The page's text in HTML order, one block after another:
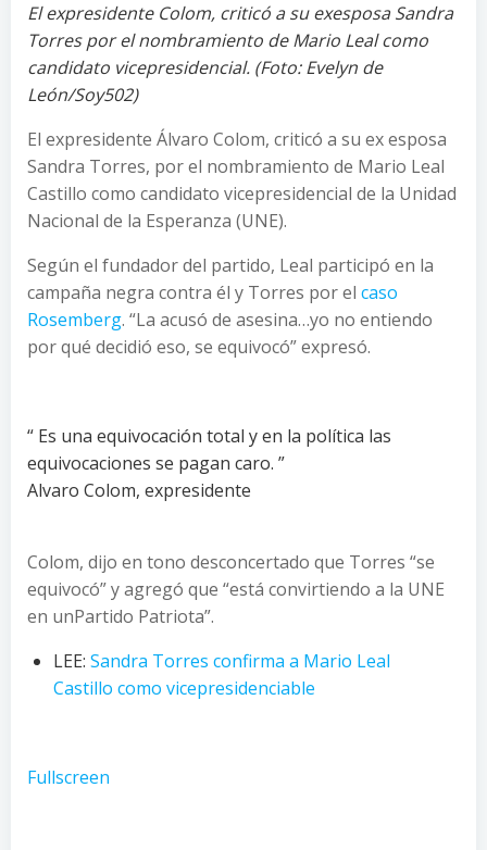
El expresidente Colom, criticó a su exesposa Sandra
Torres por el nombramiento de Mario Leal como
candidato vicepresidencial. (Foto: Evelyn de
León/Soy502)
El expresidente Álvaro Colom, criticó a su ex esposa
Sandra Torres, por el nombramiento de Mario Leal
Castillo como candidato vicepresidencial de la Unidad
Nacional de la Esperanza (UNE).
Según el fundador del partido, Leal participó en la
campaña negra contra él y Torres por el caso
Rosemberg. “La acusó de asesina…yo no entiendo
por qué decidió eso, se equivocó” expresó.
“ Es una equivocación total y en la política las
equivocaciones se pagan caro. ”
Alvaro Colom, expresidente
Colom, dijo en tono desconcertado que Torres “se
equivocó” y agregó que “está convirtiendo a la UNE
en unPartido Patriota”.
LEE: Sandra Torres confirma a Mario Leal
Castillo como vicepresidenciable
Fullscreen